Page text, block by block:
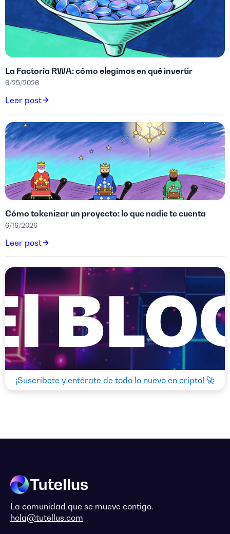
La Factoría RWA: cómo elegimos en qué invertir
6/25/2026
Leer post
Cómo tokenizar un proyecto: lo que nadie te cuenta
6/16/2026
Leer post
¡Suscríbete y entérate de todo lo nuevo en cripto! 🚀
La comunidad que se mueve contigo.
hola@tutellus.com